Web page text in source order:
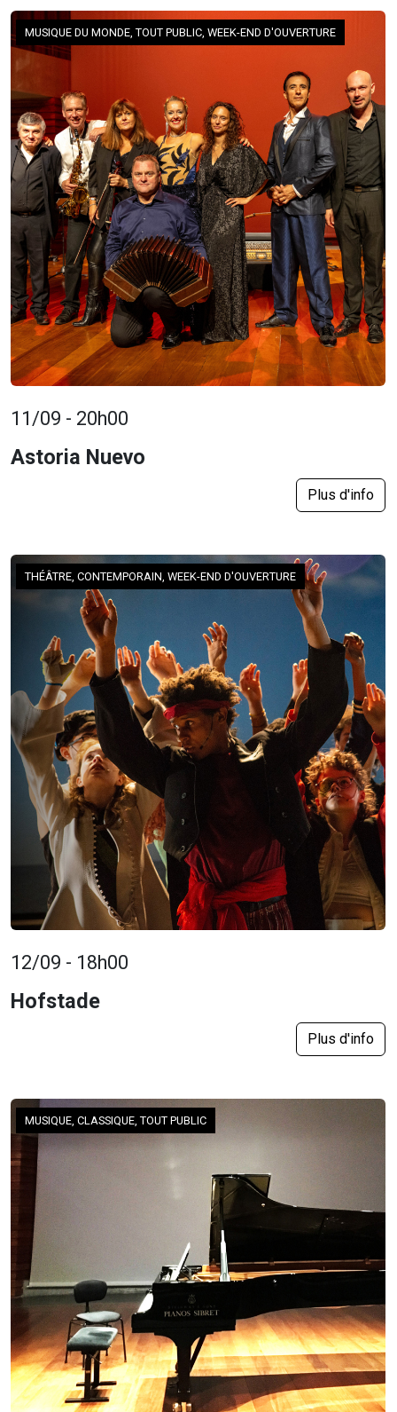
MUSIQUE DU MONDE, TOUT PUBLIC, WEEK-END D'OUVERTURE
11/09 - 20h00
Astoria Nuevo
Plus d'info
THÉÂTRE, CONTEMPORAIN, WEEK-END D'OUVERTURE
12/09 - 18h00
Hofstade
Plus d'info
MUSIQUE, CLASSIQUE, TOUT PUBLIC